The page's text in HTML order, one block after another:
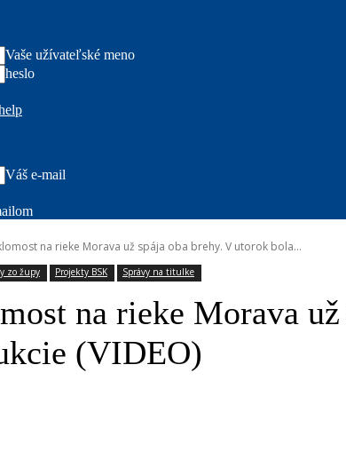
Vaše užívateľské meno
heslo
Váš e-mail
na rieke Morava už spája oba brehy. V utorok bola...
zo župy Projekty BSK Správy na titulke
na rieke Morava
(VIDEO)